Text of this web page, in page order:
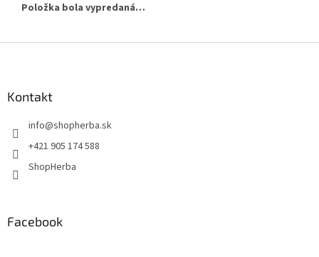
Položka bola vypredaná…
Kontakt
info@shopherba.sk
+421 905 174 588
ShopHerba
Facebook